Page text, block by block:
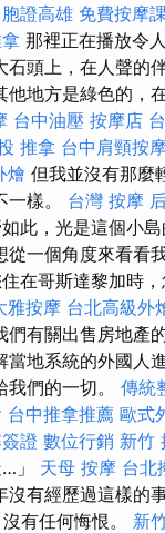
證高雄 免費按摩
那裡正在播放令
石頭上，在人聲的
他地方是綠色的，
台中油壓 按摩店
推拿 台中肩頸按
燴 但我並沒有那麼
樣。 台灣 按摩
此，光是這個小
從一個角度來看
在哥斯達黎加時
雅按摩 台北高級外
們有關出售房地產
當地系統的外國人
們的一切。 傳統
台中推拿推薦 歐式
證 數位行銷 新竹
」 天母 按摩 台北
有經歷過這樣的
有任何悔恨。 新